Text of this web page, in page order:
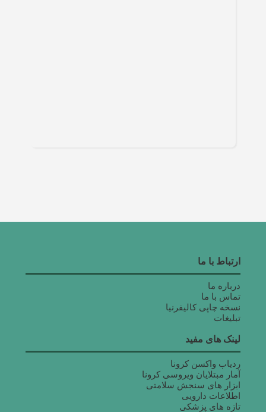
ارتباط با ما
درباره ما
تماس با ما
نسخه چاپی کالیفرنیا
تبلیغات
لینک های مفید
ردیاب واکسن کرونا
آمار مبتلایان ویروسی کرونا
ابزار های سنجش سلامتی
اطلاعات دارویی
تازه های پزشکی